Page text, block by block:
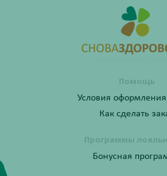
Помощь
Условия оформления
Как сделать
Программы
Бонусная